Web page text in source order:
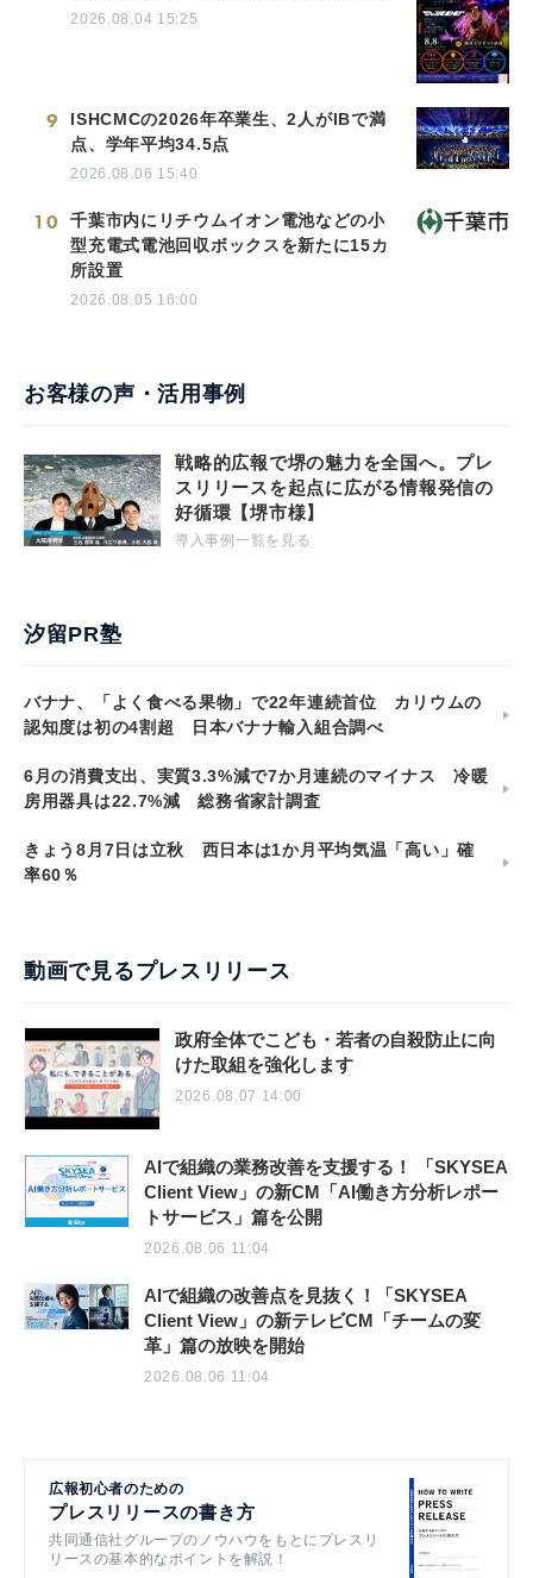
2026.08.04 15:25
9
ISHCMCの2026年卒業生、2人がIBで満
点、学年平均34.5点
2026.08.06 15:40
10
千葉市内にリチウムイオン電池などの小
型充電式電池回収ボックスを新たに15カ
所設置
2026.08.05 16:00
お客様の声・活用事例
戦略的広報で堺の魅力を全国へ。プレ
スリリースを起点に広がる情報発信の
好循環【堺市様】
導入事例一覧を見る
汐留PR塾
バナナ、「よく食べる果物」で22年連続首位 カリウムの
認知度は初の4割超 日本バナナ輸入組合調べ
6月の消費支出、実質3.3%減で7か月連続のマイナス 冷暖
房用器具は22.7%減 総務省家計調査
きょう8月7日は立秋 西日本は1か月平均気温「高い」確
率60％
動画で見るプレスリリース
政府全体でこども・若者の自殺防止に向
けた取組を強化します
2026.08.07 14:00
AIで組織の業務改善を支援する！ 「SKYSEA
Client View」の新CM「AI働き方分析レポー
トサービス」篇を公開
2026.08.06 11:04
AIで組織の改善点を見抜く！「SKYSEA
Client View」の新テレビCM「チームの変
革」篇の放映を開始
2026.08.06 11:04
広報初心者のための
プレスリリースの書き方
共同通信社グループのノウハウをもとにプレスリ
リースの基本的なポイントを解説！